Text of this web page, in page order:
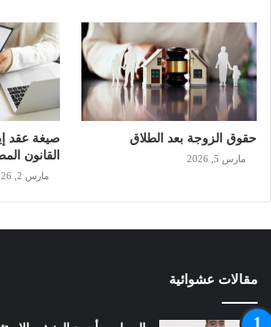
حقوق الزوجة بعد الطلاق
مارس 5, 2026
صيغة عقد
القانون
مارس 2, 2026
مقالات عشوائية